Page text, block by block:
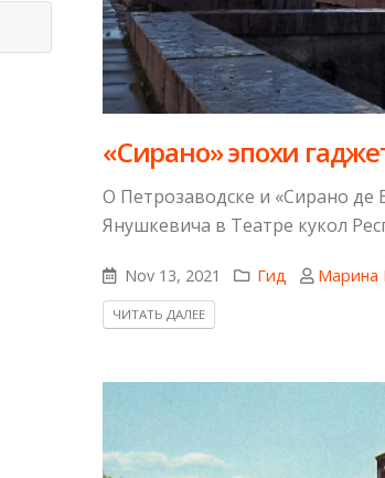
«Сирано» эпохи
О Петрозаводске и «Сирано де
Янушкевича в Театре кукол
Nov 13, 2021 Гид Марина
ЧИТАТЬ ДАЛЕЕ